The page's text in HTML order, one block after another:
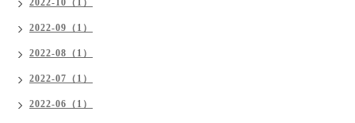
2022-10（1）
2022-09（1）
2022-08（1）
2022-07（1）
2022-06（1）